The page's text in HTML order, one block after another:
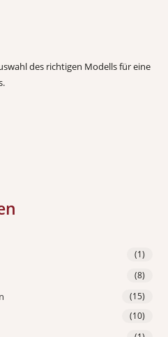
des richtigen Modells für eine
(1)
(8)
(15)
(10)